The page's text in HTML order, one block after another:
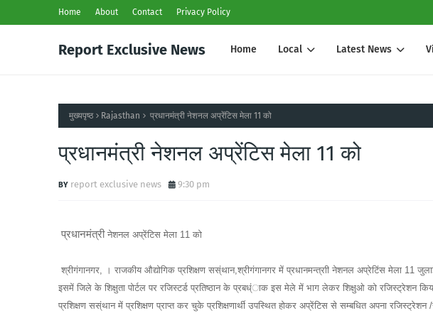
Home About Contact Privacy Policy
Report Exclusive News Home Local Latest News
मुख्यपृष्ठ Rajasthan प्रधानमंत्री नेशनल अप्रेंटिस मेला 11 को
प्रधानमंत्री नेशनल अप्रेंटिस मेला 11 को
report exclusive news 9:30 pm
प्रधानमंत्रीनेशनल अप्रेंटिस मेला 11 को
श्रीगंगानगर, । राजकीय औद्योगिक प्रशिक्षण सस्ंथान,श्रीगंगानगर में प्रधानमन्त्राी नेशनल अप्रेटिंस मेला 11
इसमें जिले के शिक्षुता पोर्टल पर रजिस्टर्ड प्रतिष्ठान के प्रबध्ंाक इस मेले में भाग लेकर शिक्षुओ को रजिस्ट्रेशन
प्रशिक्षण सस्ंथान में प्रशिक्षण प्राप्त कर चुके प्रशिक्षणार्थी उपस्थित होकर अप्रेंटिस से सम्बधित अपना